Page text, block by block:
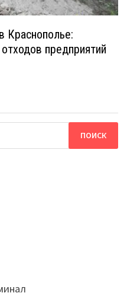
Краснополье:
предприятий